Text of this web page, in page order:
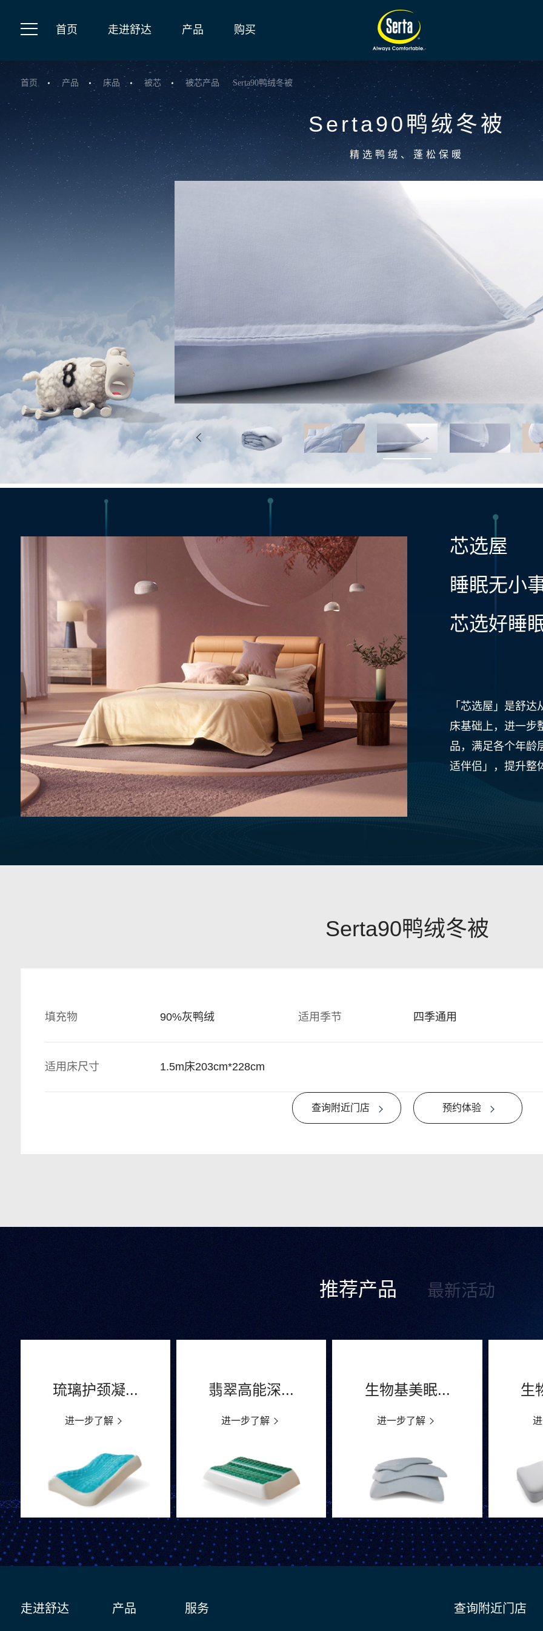
首页 走进舒达 产品 购买
首页 产品 床品 被芯 被芯产品 Serta90鸭绒冬被
Serta90鸭绒冬被
精选鸭绒、蓬松保暖
芯选屋
睡眠无小
芯选好睡
「芯选屋」是舒
床基础上，进一步
品，满足各个年龄
适伴侣」，提升整
Serta90鸭绒冬被
填充物 90%灰鸭绒 适用季节 四季通用
适用床尺寸 1.5m床203cm*228cm
查询附近门店 预约体验
推荐产品 最新活动
琉璃护颈凝...
进一步了解
翡翠高能深...
进一步了解
生物基美眠...
进一步了解
生
走进舒达 产品 服务 查询附近门店